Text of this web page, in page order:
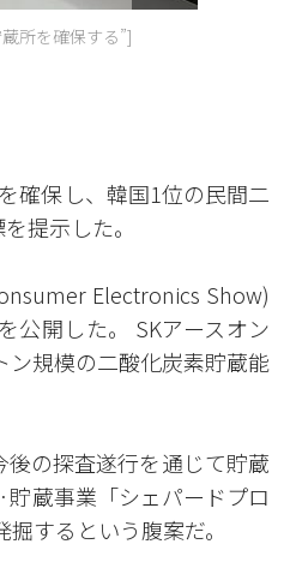
所を確保する”]
確保し、韓国1位の民間二
提示した。
Electronics Show)
公開した。 SKアースオン
ン規模の二酸化炭素貯蔵能
の探査遂行を通じて貯蔵
蔵事業「シェパードプロ
するという腹案だ。